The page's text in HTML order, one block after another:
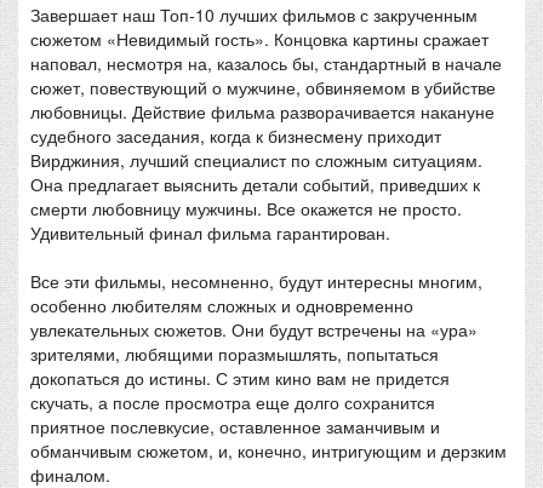
Завершает наш Топ-10 лучших фильмов с закрученным
сюжетом «Невидимый гость». Концовка картины сражает
наповал, несмотря на, казалось бы, стандартный в начале
сюжет, повествующий о мужчине, обвиняемом в убийстве
любовницы. Действие фильма разворачивается накануне
судебного заседания, когда к бизнесмену приходит
Вирджиния, лучший специалист по сложным ситуациям.
Она предлагает выяснить детали событий, приведших к
смерти любовницу мужчины. Все окажется не просто.
Удивительный финал фильма гарантирован.
Все эти фильмы, несомненно, будут интересны многим,
особенно любителям сложных и одновременно
увлекательных сюжетов. Они будут встречены на «ура»
зрителями, любящими поразмышлять, попытаться
докопаться до истины. С этим кино вам не придется
скучать, а после просмотра еще долго сохранится
приятное послевкусие, оставленное заманчивым и
обманчивым сюжетом, и, конечно, интригующим и дерзким
финалом.